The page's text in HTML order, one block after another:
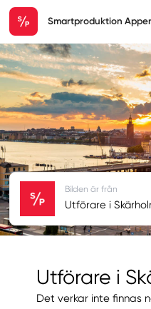
Smartproduktion
Utförare i
Det verkar inte finnas
Bilden är från
Utförare i